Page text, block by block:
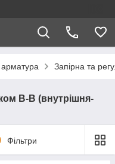
Запірна та
В-В (внутрішня-
Фільтри